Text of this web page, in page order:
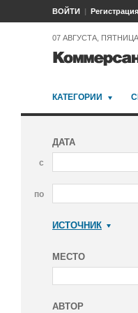
ВОЙТИ Регистрация
07 АВГУСТА, ПЯТНИЦА
КАТЕГОРИИ
ДАТА
с
по
ИСТОЧНИК
МЕСТО
АВТОР